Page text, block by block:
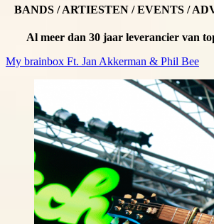
BANDS / ARTIESTEN / EVENTS /
Al meer dan 30 jaar leverancier van
My brainbox Ft. Jan Akkerman & Phil Bee